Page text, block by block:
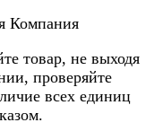
Компания
товар, не выходя
проверяйте
всех единиц